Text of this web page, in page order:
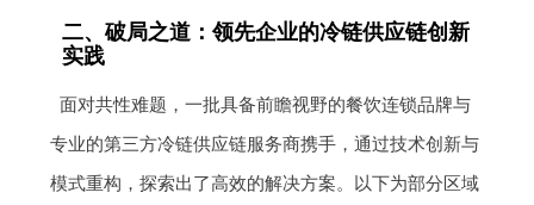
二、破局之道：领先企业的冷链供应链创新
实践
面对共性难题，一批具备前瞻视野的餐饮连锁品牌与
专业的第三方冷链供应链服务商携手，通过技术创新与
模式重构，探索出了高效的解决方案。以下为部分区域